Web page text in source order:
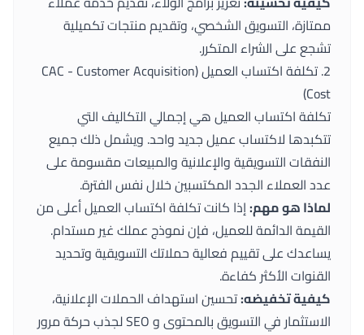
ممتازة، التسويق الشخصي، وتقديم منتجات تكميلية
تشجع على الشراء المتكرر.
2. تكلفة اكتساب العميل (CAC - Customer Acquisition
Cost)
تكلفة اكتساب العميل هي إجمالي التكاليف التي
تتكبدها لاكتساب عميل جديد واحد. ويشمل ذلك جميع
النفقات التسويقية والإعلانية والمبيعات مقسومة على
عدد العملاء الجدد المكتسبين خلال نفس الفترة.
لماذا هو مهم:إذا كانت تكلفة اكتساب العميل أعلى من
القيمة الدائمة للعميل، فإن نموذج عملك غير مستدام.
يساعدك على تقييم فعالية حملاتك التسويقية وتحديد
القنوات الأكثر كفاءة.
كيفية تخفيضه:تحسين استهداف الحملات الإعلانية،
الاستثمار في التسويق بالمحتوى و SEO لجذب حركة مرور